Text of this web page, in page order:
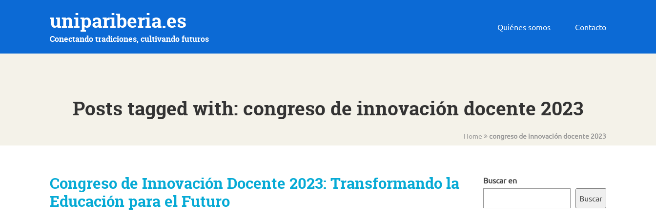
unipariberia.es
Conectando tradiciones, cultivando futuros
Quiénes somos Contacto
Posts tagged with: congreso de innovación docente 2023
Home congreso de innovación docente 2023
Congreso de Innovación Docente 2023: Transformando la
Educación para el Futuro
Buscar en
Buscar